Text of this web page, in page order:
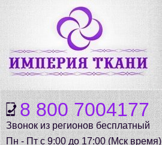
8 800 7004177
Звонок из регионов бесплатный
Пн - Пт с 9:00 до 17:00 (Мск время)